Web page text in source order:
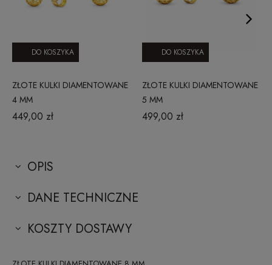
ZŁOTE KULKI DIAMENTOWANE
4 MM
449,00 zł
DO KOSZYKA
ZŁOTE KULKI DIAMENTOWANE
5 MM
499,00 zł
DO KOSZYKA
OPIS
DANE TECHNICZNE
KOSZTY DOSTAWY